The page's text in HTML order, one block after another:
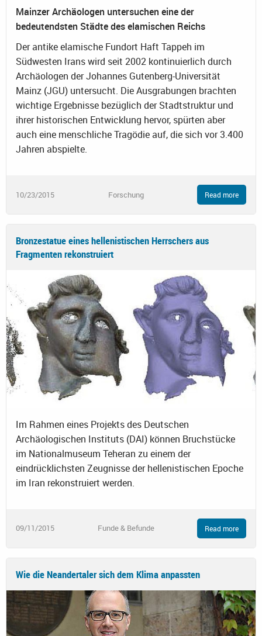
Mainzer Archäologen untersuchen eine der
bedeutendsten Städte des elamischen Reichs
Der antike elamische Fundort Haft Tappeh im
Südwesten Irans wird seit 2002 kontinuierlich durch
Archäologen der Johannes Gutenberg-Universität
Mainz (JGU) untersucht. Die Ausgrabungen brachten
wichtige Ergebnisse bezüglich der Stadtstruktur und
ihrer historischen Entwicklung hervor, spürten aber
auch eine menschliche Tragödie auf, die sich vor 3.400
Jahren abspielte.
10/23/2015 Forschung Read more
Bronzestatue eines hellenistischen Herrschers aus
Fragmenten rekonstruiert
Im Rahmen eines Projekts des Deutschen
Archäologischen Instituts (DAI) können Bruchstücke
im Nationalmuseum Teheran zu einem der
eindrücklichsten Zeugnisse der hellenistischen Epoche
im Iran rekonstruiert werden.
09/11/2015 Funde & Befunde Read more
Wie die Neandertaler sich dem Klima anpassten